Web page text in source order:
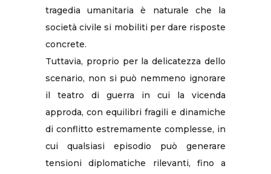
tragedia umanitaria è naturale che la
società civile si mobiliti per dare risposte
concrete.
Tuttavia, proprio per la delicatezza dello
scenario, non si può nemmeno ignorare
il teatro di guerra in cui la vicenda
approda, con equilibri fragili e dinamiche
di conflitto estremamente complesse, in
cui qualsiasi episodio può generare
tensioni diplomatiche rilevanti, fino a